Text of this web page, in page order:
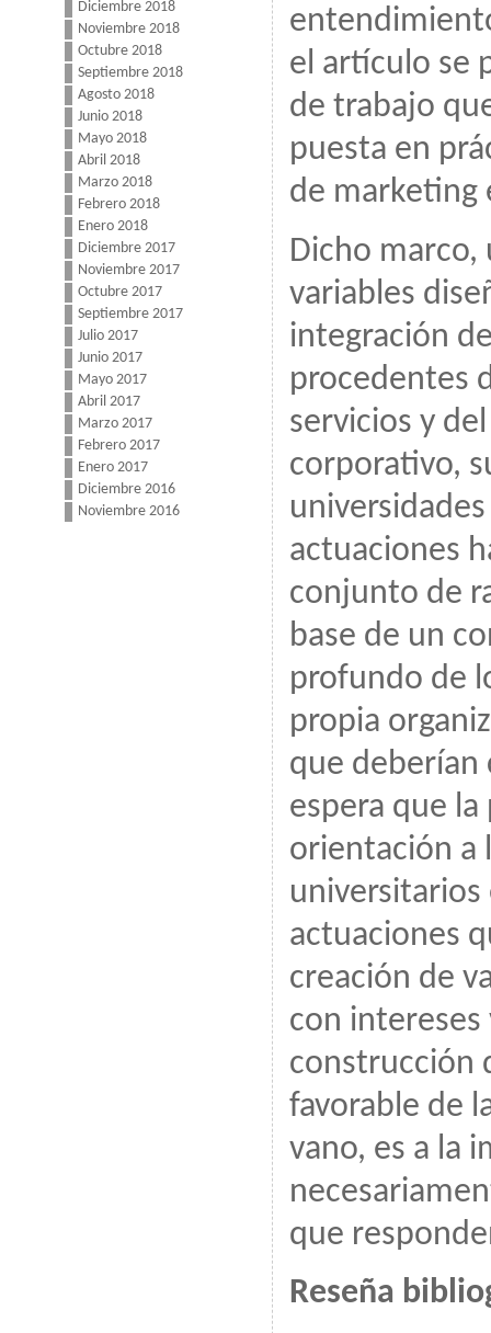
Diciembre 2018
Noviembre 2018
Octubre 2018
Septiembre 2018
Agosto 2018
Junio 2018
Mayo 2018
Abril 2018
Marzo 2018
Febrero 2018
Enero 2018
Diciembre 2017
Noviembre 2017
Octubre 2017
Septiembre 2017
Julio 2017
Junio 2017
Mayo 2017
Abril 2017
Marzo 2017
Febrero 2017
Enero 2017
Diciembre 2016
Noviembre 2016
el artículo se
de trabajo
puesta en
de marketing
Dicho marco,
variables
integración
procedentes
servicios y
corporativo,
actuaciones
conjunto de
base de un
profundo de
propia
que deberían
espera que
orientación a
universitarios
actuaciones
creación de
con intereses
construcción
favorable de
vano, es a la
que
Reseña